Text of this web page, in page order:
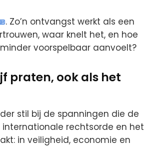
. Zo’n ontvangst werkt als een
waar knelt het, en hoe
voorspelbaar aanvoelt?
praten, ook als het
stil bij de spanningen die de
rechtsorde en het
in veiligheid, economie en